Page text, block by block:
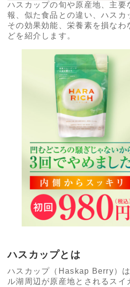
ハスカップの旬や原産地、主要
報、似た食品との違い、ハスカ
その効果効能、栄養素を損なわ
どを紹介します。
ハスカップとは
ハスカップ（Haskap Berry）
ル湖周辺が原産地とされるスイ